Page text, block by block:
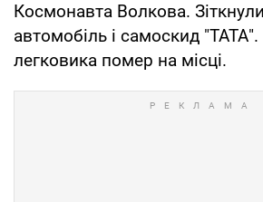
Космонавта Волкова.
автомобіль і самоскид "ТАТА".
легковика помер на місці.